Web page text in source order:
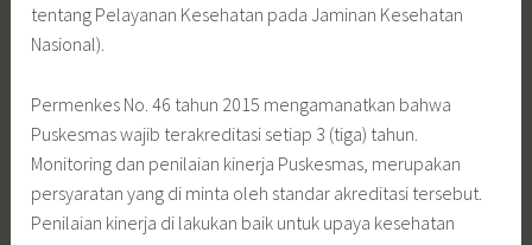
tentang Pelayanan Kesehatan pada Jaminan Kesehatan
Nasional).
Permenkes No. 46 tahun 2015 mengamanatkan bahwa
Puskesmas wajib terakreditasi setiap 3 (tiga) tahun.
Monitoring dan penilaian kinerja Puskesmas, merupakan
persyaratan yang di minta oleh standar akreditasi tersebut.
Penilaian kinerja di lakukan baik untuk upaya kesehatan